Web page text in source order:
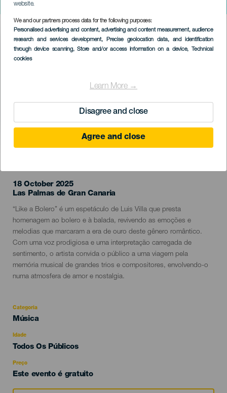
website.
We and our partners process data for the following purposes:
Personalised advertising and content, advertising and content measurement, audience
research and services development, Precise geolocation data, and identification
through device scanning, Store and/or access information on a device, Technical
cookies
Learn More →
Disagree and close
Agree and close
Bolero
Imagen
Listado
18 October 2025
Localidad
Las Palmas de Gran Canaria
Descripción
del
evento
“Like a Bolero” é um espetáculo de Luis Villa que presta
homenagem ao bolero e à balada, revivendo as emoções e
melodias que marcaram a era de ouro deste gênero romântico.
Com uma voz prodigiosa e uma interpretação carregada de
sentimento, o artista convida o público a uma viagem pela
memória musical de grandes trios e compositores, envolvendo-o
numa atmosfera de amor e nostalgia.
Categoria
Categoría
evento
Música
Idade
Edad
Todos Os Públicos
Preço
Este evento é gratuito